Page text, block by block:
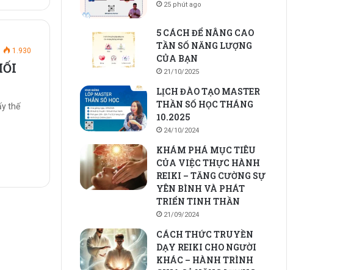
1.930
thế
25 phút ago
5 CÁCH ĐỂ NÂNG CAO
TẦN SỐ NĂNG LƯỢNG
CỦA BẠN
21/10/2025
LỊCH ĐÀO TẠO MASTER
THẦN SỐ HỌC THÁNG
10.2025
24/10/2024
KHÁM PHÁ MỤC TIÊU
CỦA VIỆC THỰC HÀNH
REIKI – TĂNG CƯỜNG SỰ
YÊN BÌNH VÀ PHÁT
TRIỂN TINH THẦN
21/09/2024
CÁCH THỨC TRUYỀN
DẠY REIKI CHO NGƯỜI
KHÁC – HÀNH TRÌNH